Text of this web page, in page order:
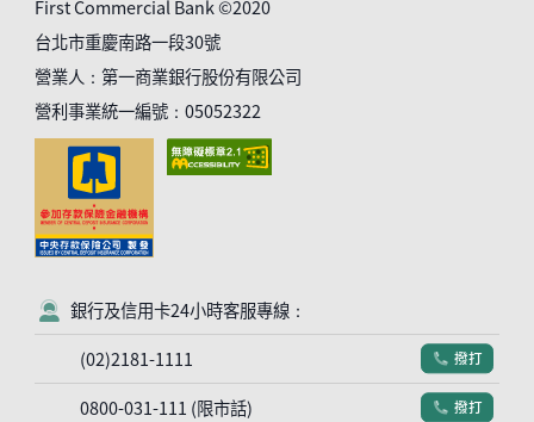
First Commercial Bank ©2020
台北市重慶南路一段30號
營業人：第一商業銀行股份有限公司
營利事業統一編號：05052322
客服符號
銀行及信用卡24小時客服專線：
(02)2181-1111
電話符號
撥打
0800-031-111 (限市話) 電話符號
撥打